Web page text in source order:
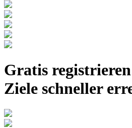
Gratis registrieren
Ziele schneller